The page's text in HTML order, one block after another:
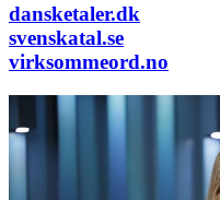
dansketaler.dk
svenskatal.se
virksommeord.no